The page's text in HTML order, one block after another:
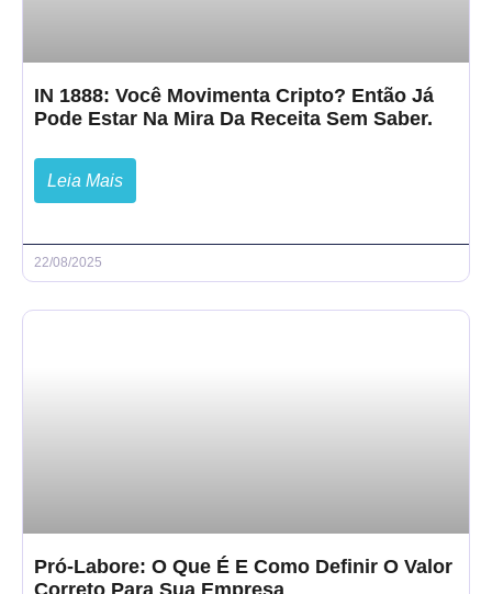
IN 1888: Você Movimenta Cripto? Então Já
Pode Estar Na Mira Da Receita Sem Saber.
Leia Mais
22/08/2025
Pró-Labore: O Que É E Como Definir O Valor
Correto Para Sua Empresa